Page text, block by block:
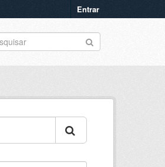
Entrar